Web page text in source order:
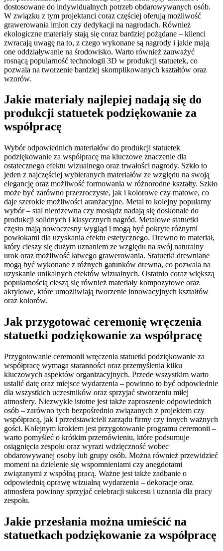
dostosowane do indywidualnych potrzeb obdarowywanych osób.
W związku z tym projektanci coraz częściej oferują możliwość
grawerowania imion czy dedykacji na nagrodach. Również
ekologiczne materiały stają się coraz bardziej pożądane – klienci
zwracają uwagę na to, z czego wykonane są nagrody i jakie mają
one oddziaływanie na środowisko. Warto również zauważyć
rosnącą popularność technologii 3D w produkcji statuetek, co
pozwala na tworzenie bardziej skomplikowanych kształtów oraz
wzorów.
Jakie materiały najlepiej nadają się do
produkcji statuetek podziękowanie za
współpracę
Wybór odpowiednich materiałów do produkcji statuetek
podziękowanie za współpracę ma kluczowe znaczenie dla
ostatecznego efektu wizualnego oraz trwałości nagrody. Szkło to
jeden z najczęściej wybieranych materiałów ze względu na swoją
elegancję oraz możliwość formowania w różnorodne kształty. Szkło
może być zarówno przezroczyste, jak i kolorowe czy matowe, co
daje szerokie możliwości aranżacyjne. Metal to kolejny popularny
wybór – stal nierdzewna czy mosiądz nadają się doskonale do
produkcji solidnych i klasycznych nagród. Metalowe statuetki
często mają nowoczesny wygląd i mogą być pokryte różnymi
powłokami dla uzyskania efektu estetycznego. Drewno to materiał,
który cieszy się dużym uznaniem ze względu na swój naturalny
urok oraz możliwość łatwego grawerowania. Statuetki drewniane
mogą być wykonane z różnych gatunków drewna, co pozwala na
uzyskanie unikalnych efektów wizualnych. Ostatnio coraz większą
popularnością cieszą się również materiały kompozytowe oraz
akrylowe, które umożliwiają tworzenie innowacyjnych kształtów
oraz kolorów.
Jak przygotować ceremonię wręczenia
statuetki podziękowanie za współpracę
Przygotowanie ceremonii wręczenia statuetki podziękowanie za
współpracę wymaga staranności oraz przemyślenia kilku
kluczowych aspektów organizacyjnych. Przede wszystkim warto
ustalić datę oraz miejsce wydarzenia – powinno to być odpowiednie
dla wszystkich uczestników oraz sprzyjać stworzeniu miłej
atmosfery. Niezwykle istotne jest także zaproszenie odpowiednich
osób – zarówno tych bezpośrednio związanych z projektem czy
współpracą, jak i przedstawicieli zarządu firmy czy innych ważnych
gości. Kolejnym krokiem jest przygotowanie programu ceremonii –
warto pomyśleć o krótkim przemówieniu, które podsumuje
osiągnięcia zespołu oraz wyrazi wdzięczność wobec
obdarowywanej osoby lub grupy osób. Można również przewidzieć
moment na dzielenie się wspomnieniami czy anegdotami
związanymi z wspólną pracą. Ważne jest także zadbanie o
odpowiednią oprawę wizualną wydarzenia – dekoracje oraz
atmosfera powinny sprzyjać celebracji sukcesu i uznania dla pracy
zespołu.
Jakie przesłania można umieścić na
statuetkach podziękowanie za współpracę